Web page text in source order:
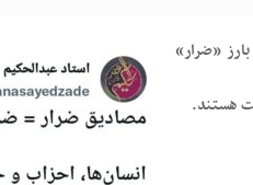
«ضرار»
هستند.